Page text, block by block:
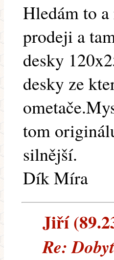
Hledám to a
prodeji a
desky
desky ze
tom
silnější.
Dík Míra
Jiří
Re: